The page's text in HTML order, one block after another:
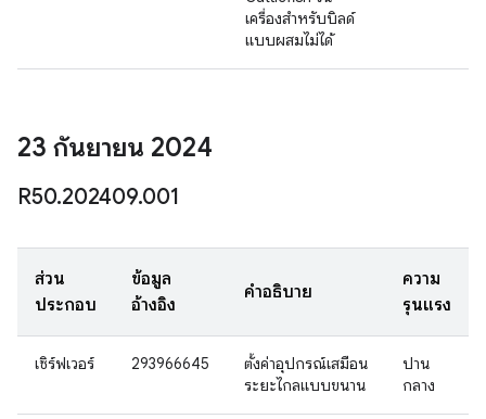
เครื่องสำหรับบิลด์
แบบผสมไม่ได้
23 กันยายน 2024
R50.202409.001
ส่วน
ประกอบ
ข้อมูล
อ้างอิง
คำอธิบาย
ความ
รุนแรง
เซิร์ฟเวอร์ 293966645
ตั้งค่าอุปกรณ์เสมือน
ระยะไกลแบบขนาน
ปาน
กลาง